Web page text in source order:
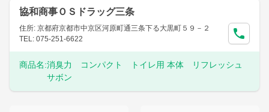
協和商事ＯＳドラッグ三条
住所: 京都府京都市中京区河原町通三条下る大黒町５９－２
TEL: 075-251-6622
商品名:消臭力 コンパクト トイレ用 本体 リフレッシュ
サボン